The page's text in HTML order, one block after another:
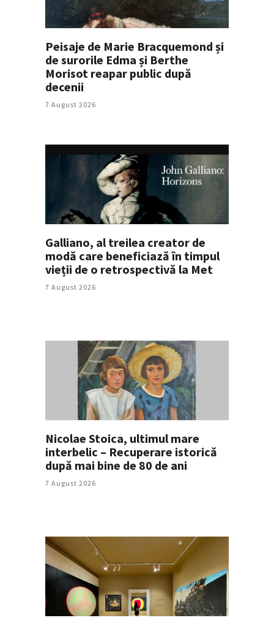
Peisaje de Marie Bracquemond și
de surorile Edma și Berthe
Morisot reapar public după
decenii
7 August 2026
Galliano, al treilea creator de
modă care beneficiază în timpul
vieții de o retrospectivă la Met
7 August 2026
Nicolae Stoica, ultimul mare
interbelic – Recuperare istorică
după mai bine de 80 de ani
7 August 2026